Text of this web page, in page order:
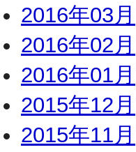
2016年03月
2016年02月
2016年01月
2015年12月
2015年11月